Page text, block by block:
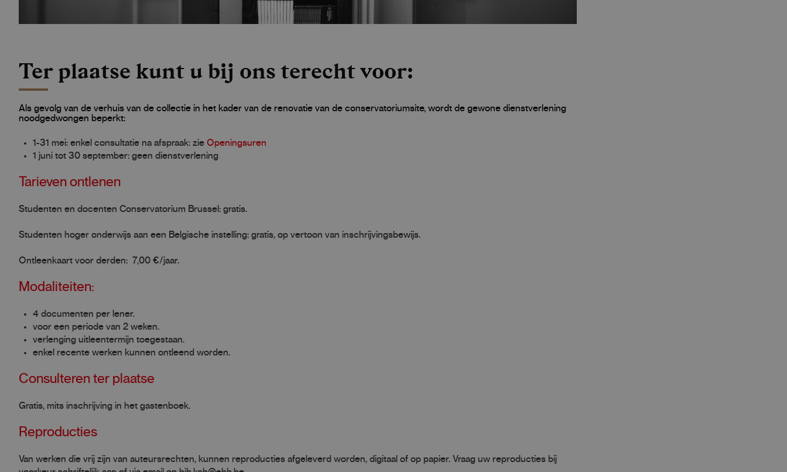
Ter plaatse kunt u bij ons terecht voor:
Als gevolg van de verhuis van de collectie in het kader van de renovatie van de conservatoriumsite, wordt de gewone dienstverlening
noodgedwongen beperkt:
1-31 mei: enkel consultatie na afspraak: zie Openingsuren
1 juni tot 30 september: geen dienstverlening
Tarieven ontlenen
Studenten en docenten Conservatorium Brussel: gratis.
Studenten hoger onderwijs aan een Belgische instelling: gratis, op vertoon van inschrijvingsbewijs.
Ontleenkaart voor derden: 7,00 €/jaar.
Modaliteiten:
4 documenten per lener.
voor een periode van 2 weken.
verlenging uitleentermijn toegestaan.
enkel recente werken kunnen ontleend worden.
Consulteren ter plaatse
Gratis, mits inschrijving in het gastenboek.
Reproducties
Van werken die vrij zijn van auteursrechten, kunnen reproducties afgeleverd worden, digitaal of op papier. Vraag uw reproducties bij